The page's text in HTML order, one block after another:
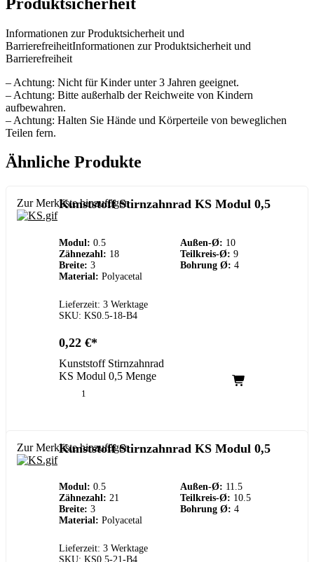
Informationen zur Produktsicherheit und
BarrierefreiheitInformationen zur Produktsicherheit und
Barrierefreiheit
– Achtung: Nicht für Kinder unter 3 Jahren geeignet.
– Achtung: Bitte außerhalb der Reichweite von Kindern
aufbewahren.
– Achtung: Halten Sie Hände und Körperteile von beweglichen
Teilen fern.
Ähnliche Produkte
Zur Merkliste hinzufügen
Kunststoff Stirnzahnrad KS Modul 0,5
Modul: 0.5 Außen-Ø: 10
Zähnezahl: 18 Teilkreis-Ø: 9
Breite: 3 Bohrung Ø: 4
Material: Polyacetal
Lieferzeit: 3 Werktage
SKU: KS0.5-18-B4
0,22 €
Kunststoff Stirnzahnrad
KS Modul 0,5 Menge
Zur Merkliste hinzufügen
Kunststoff Stirnzahnrad KS Modul 0,5
Modul: 0.5 Außen-Ø: 11.5
Zähnezahl: 21 Teilkreis-Ø: 10.5
Breite: 3 Bohrung Ø: 4
Material: Polyacetal
Lieferzeit: 3 Werktage
SKU: KS0.5-21-B4